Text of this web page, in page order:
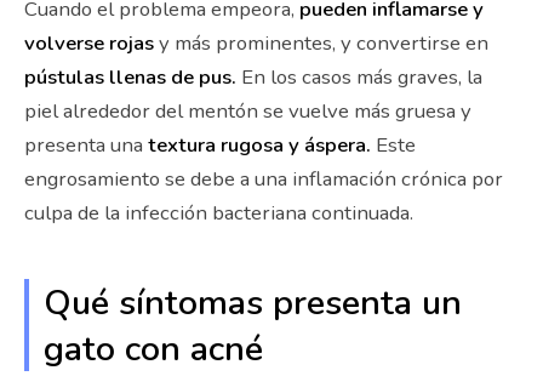
Cuando el problema empeora, pueden inflamarse y
volverse rojasy más prominentes, y convertirse en
pústulas llenas de pus. En los casos más graves, la
piel alrededor del mentón se vuelve más gruesa y
presenta una textura rugosa y áspera. Este
engrosamiento se debe a una inflamación crónica por
culpa de la infección bacteriana continuada.
Qué síntomas presenta un
gato con acné